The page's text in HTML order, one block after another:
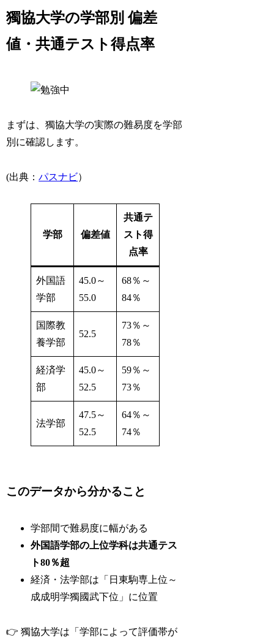
獨協大学の学部別 偏差
値・共通テスト得点率
まずは、獨協大学の実際の難易度を学部
別に確認します。
(出典：パスナビ）
学部 偏差値
共通テ
スト得
点率
外国語
学部
45.0～
55.0
68％～
84％
国際教
養学部
52.5
73％～
78％
経済学
部
45.0～
52.5
59％～
73％
法学部
47.5～
52.5
64％～
74％
このデータから分かること
学部間で難易度に幅がある
外国語学部の上位学科は共通テス
ト80％超
経済・法学部は「日東駒専上位～
成成明学獨國武下位」に位置
👉 獨協大学は「学部によって評価帯が